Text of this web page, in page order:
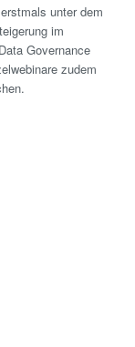
unter dem
im
Governance
zudem